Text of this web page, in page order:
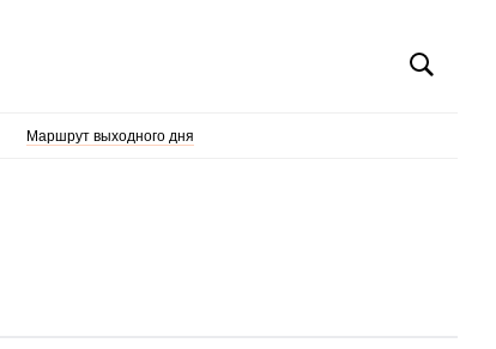
Маршрут выходного дня